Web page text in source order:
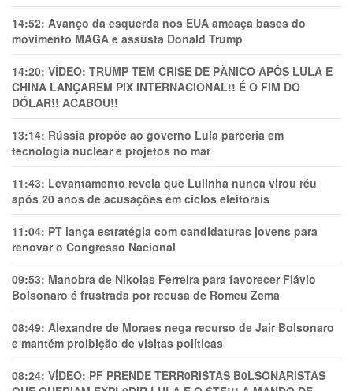
14:52: Avanço da esquerda nos EUA ameaça bases do
movimento MAGA e assusta Donald Trump
14:20: VÍDEO: TRUMP TEM CRlSE DE PÂNlCO APÓS LULA E
CHINA LANÇAREM PIX INTERNACIONAL!! É O FIM DO
DÓLAR!! ACABOU!!
13:14: Rússia propõe ao governo Lula parceria em
tecnologia nuclear e projetos no mar
11:43: Levantamento revela que Lulinha nunca virou réu
após 20 anos de acusações em ciclos eleitorais
11:04: PT lança estratégia com candidaturas jovens para
renovar o Congresso Nacional
09:53: Manobra de Nikolas Ferreira para favorecer Flávio
Bolsonaro é frustrada por recusa de Romeu Zema
08:49: Alexandre de Moraes nega recurso de Jair Bolsonaro
e mantém proibição de visitas políticas
08:24: VÍDEO: PF PRENDE TERR0RlSTAS B0LSONARlSTAS